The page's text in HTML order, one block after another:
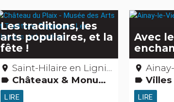
Les traditions, les
arts populaires, et la
fête !
place Saint-Hilaire en Lignières - Cher
label Châteaux & Monuments Musées & Collections Fêtes & festivals, confréries Gens d'ici Petits métiers Activités touristiques, sportives, culturelles
LIRE
Avec
place
label Villes & villages Jardins,
LIRE